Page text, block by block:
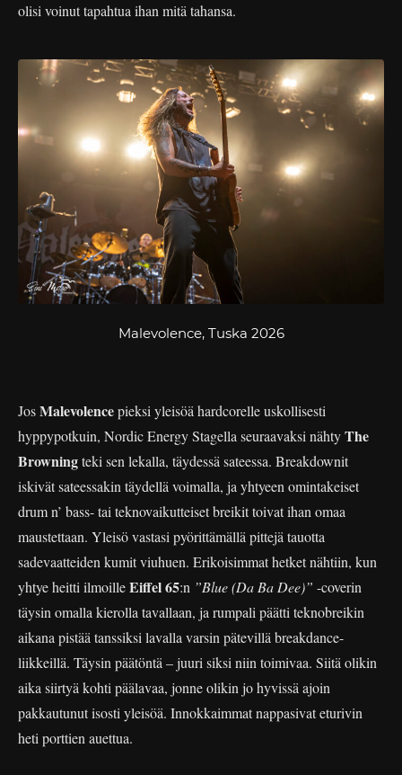
olisi voinut tapahtua ihan mitä tahansa.
Malevolence, Tuska 2026
JosMalevolencepieksi yleisöä hardcorelle uskollisesti
hyppypotkuin, Nordic Energy Stagella seuraavaksi nähtyThe
Browningteki sen lekalla, täydessä sateessa. Breakdownit
iskivät sateessakin täydellä voimalla, ja yhtyeen omintakeiset
drum n’ bass- tai teknovaikutteiset breikit toivat ihan omaa
maustettaan. Yleisö vastasi pyörittämällä pittejä tauotta
sadevaatteiden kumit viuhuen. Erikoisimmat hetket nähtiin, kun
yhtye heitti ilmoilleEiffel 65:n ”Blue (Da Ba Dee)” -coverin
täysin omalla kierolla tavallaan, ja rumpali päätti teknobreikin
aikana pistää tanssiksi lavalla varsin pätevillä breakdance-
liikkeillä. Täysin päätöntä – juuri siksi niin toimivaa. Siitä olikin
aika siirtyä kohti päälavaa, jonne olikin jo hyvissä ajoin
pakkautunut isosti yleisöä. Innokkaimmat nappasivat eturivin
heti porttien auettua.